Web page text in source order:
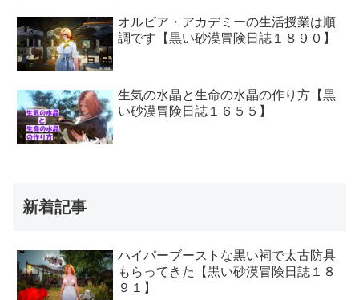
オルビア・アカデミーの生活授業は順
調です【黒い砂漠冒険日誌１８９０】
生気の水晶と生命の水晶の作り方【黒
い砂漠冒険日誌１６５５】
新着記事
ハイパーブーストな黒い祠で太古防具
もらってきた【黒い砂漠冒険日誌１８
９１】